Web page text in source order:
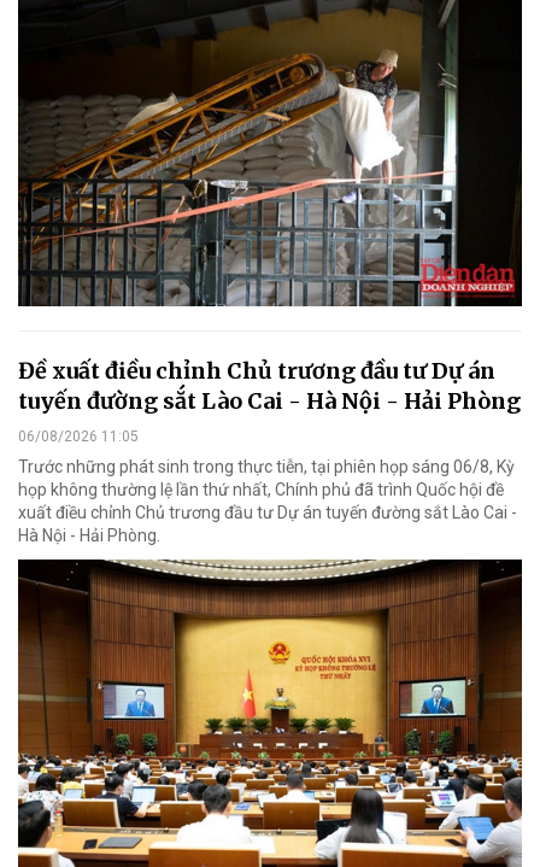
Đề xuất điều chỉnh Chủ trương đầu tư Dự án
tuyến đường sắt Lào Cai - Hà Nội - Hải Phòng
06/08/2026 11:05
Trước những phát sinh trong thực tiễn, tại phiên họp sáng 06/8, Kỳ
họp không thường lệ lần thứ nhất, Chính phủ đã trình Quốc hội đề
xuất điều chỉnh Chủ trương đầu tư Dự án tuyến đường sắt Lào Cai -
Hà Nội - Hải Phòng.